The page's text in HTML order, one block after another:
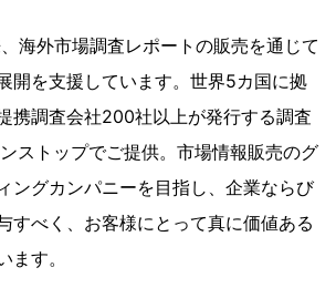
海外市場調査レポートの販売を通じて
開を支援しています。世界5カ国に拠
携調査会社200社以上が発行する調査
ストップでご提供。市場情報販売のグ
ングカンパニーを目指し、企業ならび
すべく、お客様にとって真に価値ある
ます。